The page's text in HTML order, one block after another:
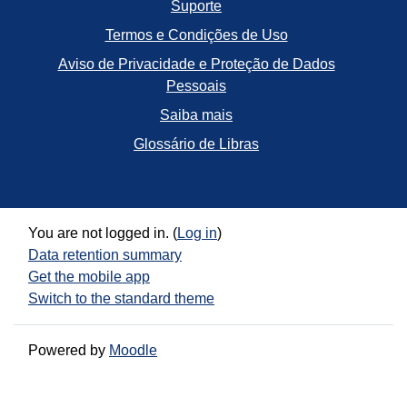
Suporte
Termos e Condições de Uso
Aviso de Privacidade e Proteção de Dados
Pessoais
Saiba mais
Glossário de Libras
You are not logged in. (Log in)
Data retention summary
Get the mobile app
Switch to the standard theme
Powered by Moodle